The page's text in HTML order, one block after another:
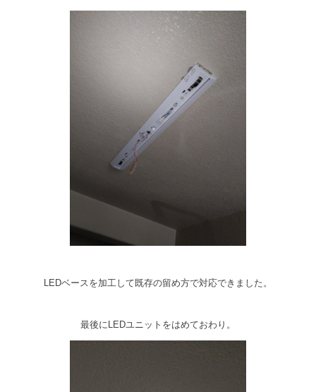
LEDベースを加工して既存の留め方で対応できました。
最後にLEDユニットをはめておわり。